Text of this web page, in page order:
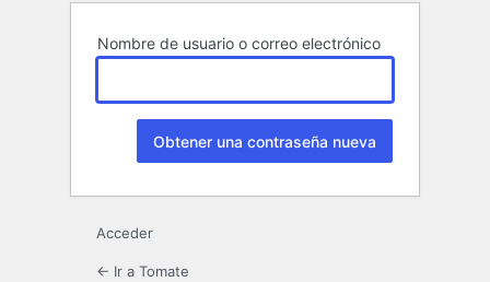
Nombre de usuario o correo electrónico
Acceder
← Ir a Tomate